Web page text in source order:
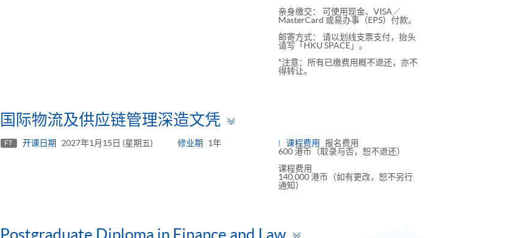
亲身缴交： 可使用现金、VISA／
MasterCard 或易办事（EPS）付款。
邮寄方式： 请以划线支票支付，抬头
请写「HKU SPACE」。
*注意：所有已缴费用概不退还，亦不
得转让。
国际物流及供应链管理深造文凭
panel
FT 开课日期 2027年1月15日 (星期五) 修业期 1年 课程费用
报名费用
600 港币（取录与否，恕不退还）
课程费用
140,000 港币（如有更改，恕不另行
通知）
Postgraduate Diploma in Finance and Law